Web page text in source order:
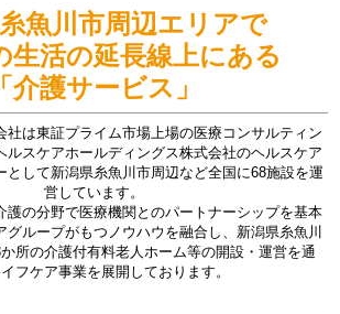
魚川市周辺エリアで
生活の延長線上にある
「介護サービス」
社は東証プライム市場上場の医療コンサルティン
スケアホールディングス株式会社のヘルスケア
として新潟県糸魚川市周辺など全国に68施設を運
営しています。
護の分野で医療機関とのパートナーシップを基本
グループがもつノウハウを融合し、新潟県糸魚川
所の介護付有料老人ホーム等の開設・運営を通
フケア事業を展開しております。